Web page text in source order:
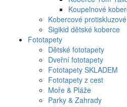
Koupelnové
Kobercové
Sigikid dětské koberce
Fototapety
Dětské fototapety
Dveřní fototapety
Fototapety SKLADEM
Fototapety z cest
Moře & Pláže
Parky & Zahrady